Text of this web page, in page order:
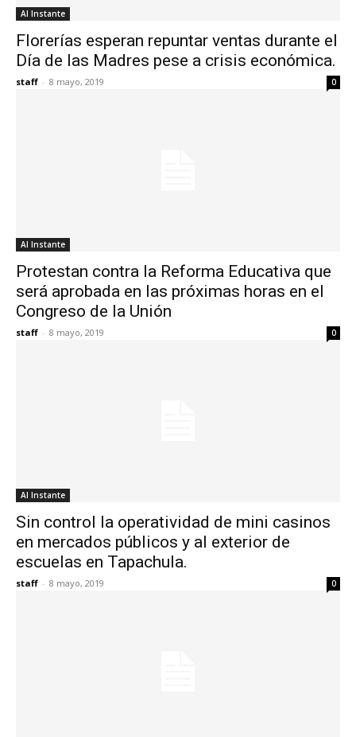
Al Instante
Florerías esperan repuntar ventas durante el
Día de las Madres pese a crisis económica.
staff - 8 mayo, 2019 0
Al Instante
Protestan contra la Reforma Educativa que
será aprobada en las próximas horas en el
Congreso de la Unión
staff - 8 mayo, 2019 0
Al Instante
Sin control la operatividad de mini casinos
en mercados públicos y al exterior de
escuelas en Tapachula.
staff - 8 mayo, 2019 0